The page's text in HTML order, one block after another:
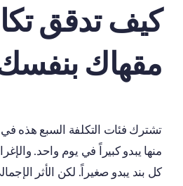
كيف تدقق
مقهاك
تشترك فئات التكلفة السبع هذه
منها يبدو كبيراً في يوم واحد.
كل بند يبدو صغيراً. لكن الأثر